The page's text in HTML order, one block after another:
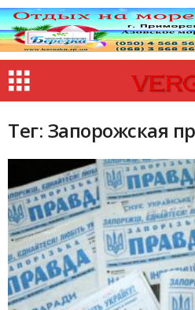
Тег: Запорожская